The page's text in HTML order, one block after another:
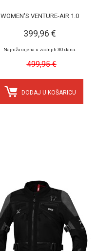
WOMEN'S VENTURE-AIR 1.0
399,96 €
Najniža cijena u zadnjih 30 dana:
499,95 €
DODAJ U KOŠARICU